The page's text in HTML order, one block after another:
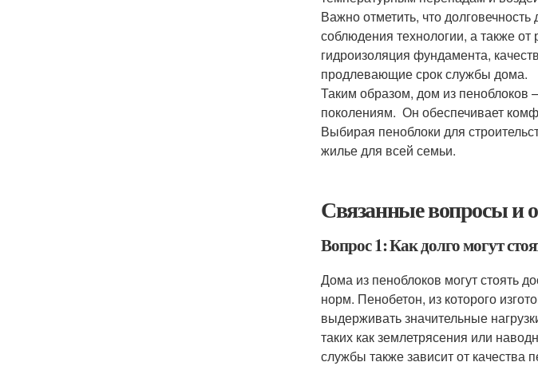
Важно отметить, что
соблюдения технологии, а также
гидроизоляция фундамента,
продлевающие срок службы дома. ️
Таким образом, дом из пеноблоков
поколениям. ‍‍‍ Он обеспечивает
Выбирая пеноблоки для
жилье для всей семьи.
Связанные вопросы и
Вопрос 1: Как долго могут
Дома из пеноблоков могут стоять
норм. Пенобетон, из которого
выдерживать значительные
таких как землетрясения или
службы также зависит от качества